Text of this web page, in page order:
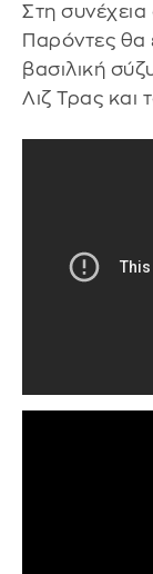
Στη
Παρόντες θα
βασιλική
Λιζ Τρας και